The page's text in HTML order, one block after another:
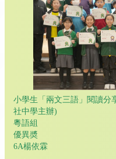
小學生「兩文三語」閱讀分
社中學主辦)
粵語組
優異奬
6A楊依霖